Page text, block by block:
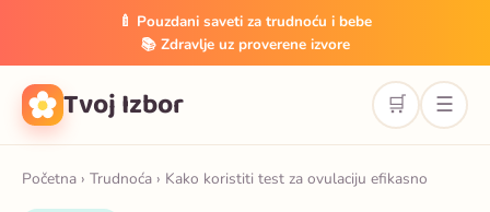
🍼 Pouzdani saveti za trudnoću i bebe
📚 Zdravlje uz proverene izvore
Tvoj Izbor 🛒 ☰
Početna › Trudnoća › Kako koristiti test za ovulaciju efikasno